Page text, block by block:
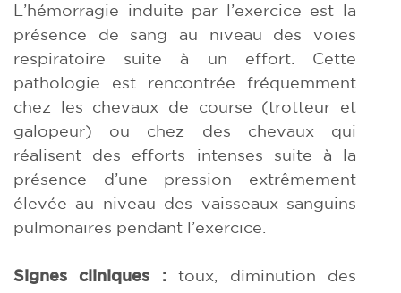
L’hémorragie induite par l’exercice est la
présence de sang au niveau des voies
respiratoire suite à un effort. Cette
pathologie est rencontrée fréquemment
chez les chevaux de course (trotteur et
galopeur) ou chez des chevaux qui
réalisent des efforts intenses suite à la
présence d’une pression extrêmement
élevée au niveau des vaisseaux sanguins
pulmonaires pendant l’exercice.
Signes cliniques :toux, diminution des